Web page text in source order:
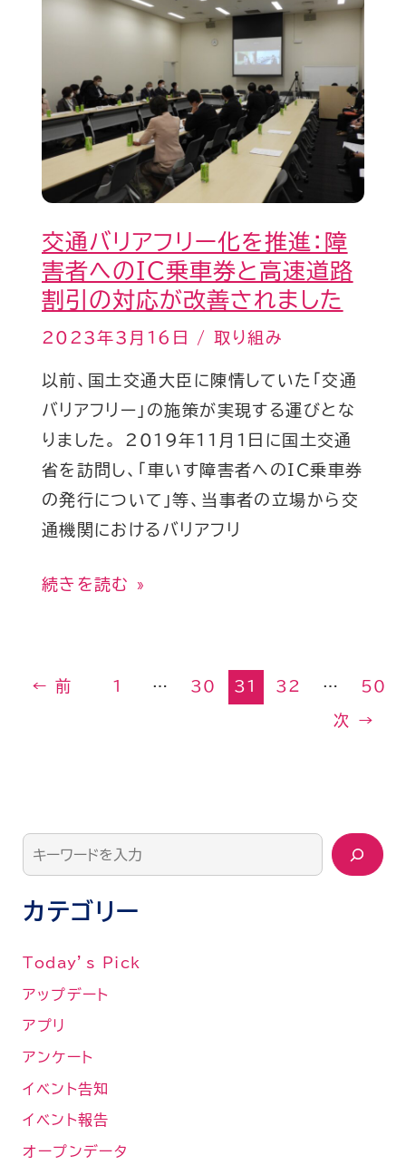
取
り
組
み
交通バリアフリー化を推進：障
害者へのIC乗車券と高速道路
割引の対応が改善されました
2023年3月16日 /取り組み
以前、国土交通大臣に陳情していた「交通
バリアフリー」の施策が実現する運びとな
りました。 2019年11月1日に国土交通
省を訪問し、「車いす障害者へのIC乗車券
の発行について」等、当事者の立場から交
通機関におけるバリアフリ
ア
フ
リ
ー
を
推
進：
障
者
IC
車
道
応
が
善
さ
れ
ま
し
た
続きを読む »
← 前 1 … 30 31 32 … 50
次 →
カテゴリー
Today’s Pick
アップデート
アプリ
アンケート
イベント告知
イベント報告
オープンデータ